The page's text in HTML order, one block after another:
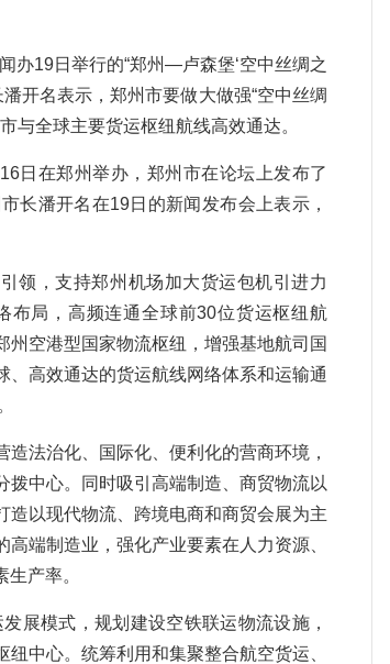
19日举行的“郑州—卢森堡‘空中丝绸之
开名表示，郑州市要做大做强“空中丝绸
与全球主要货运枢纽航线高效通达。
在郑州举办，郑州市在论坛上发布了
长潘开名在19日的新闻发布会上表示，
，支持郑州机场加大货运包机引进力
布局，高频连通全球前30位货运枢纽航
空港型国家物流枢纽，增强基地航司国
高效通达的货运航线网络体系和运输通
法治化、国际化、便利化的营商环境，
中心。同时吸引高端制造、商贸物流以
造以现代物流、跨境电商和商贸会展为主
端制造业，强化产业要素在人力资源、
产率。
展模式，规划建设空铁联运物流设施，
中心。统筹利用和集聚整合航空货运、